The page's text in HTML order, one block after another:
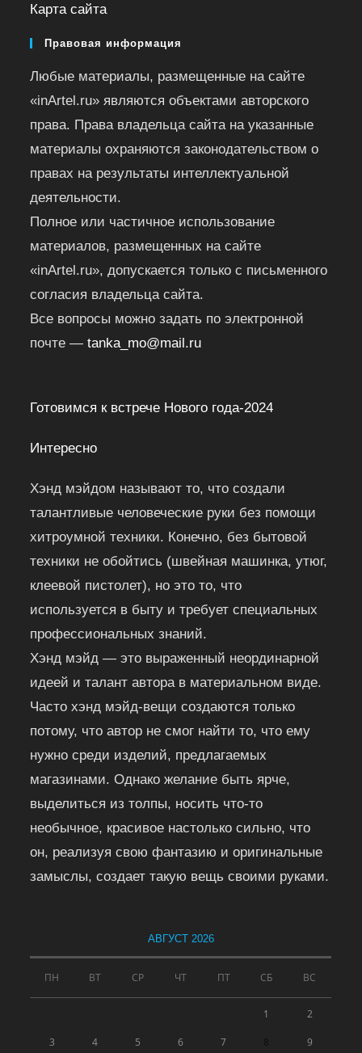
Карта сайта
Правовая информация
Любые материалы, размещенные на сайте
«inArtel.ru» являются объектами авторского
права. Права владельца сайта на указанные
материалы охраняются законодательством о
правах на результаты интеллектуальной
деятельности.
Полное или частичное использование
материалов, размещенных на сайте
«inArtel.ru», допускается только с письменного
согласия владельца сайта.
Все вопросы можно задать по электронной
почте —tanka_mo@mail.ru
Готовимся к встрече Нового года-2024
Интересно
Хэнд мэйдом называют то, что создали
талантливые человеческие руки без помощи
хитроумной техники. Конечно, без бытовой
техники не обойтись (швейная машинка, утюг,
клеевой пистолет), но это то, что
используется в быту и требует специальных
профессиональных знаний.
Хэнд мэйд — это выраженный неординарной
идеей и талант автора в материальном виде.
Часто хэнд мэйд-вещи создаются только
потому, что автор не смог найти то, что ему
нужно среди изделий, предлагаемых
магазинами. Однако желание быть ярче,
выделиться из толпы, носить что-то
необычное, красивое настолько сильно, что
он, реализуя свою фантазию и оригинальные
замыслы, создает такую вещь своими руками.
АВГУСТ 2026
ПН ВТ СР ЧТ ПТ СБ ВС
1 2
3 4 5 6 7 9